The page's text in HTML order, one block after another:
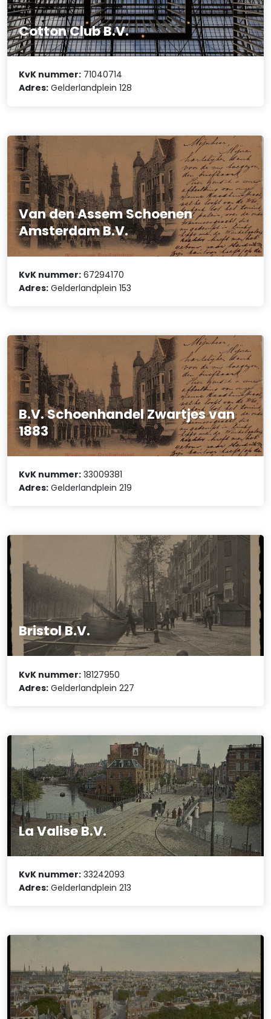
Cotton Club B.V.
KvK nummer: 71040714
Adres: Gelderlandplein 128
Van den Assem Schoenen
Amsterdam B.V.
KvK nummer: 67294170
Adres: Gelderlandplein 153
B.V. Schoenhandel Zwartjes van
1883
KvK nummer: 33009381
Adres: Gelderlandplein 219
Bristol B.V.
KvK nummer: 18127950
Adres: Gelderlandplein 227
La Valise B.V.
KvK nummer: 33242093
Adres: Gelderlandplein 213